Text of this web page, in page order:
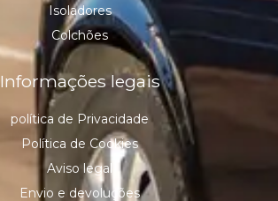
Isoladores
Colchões
Informações legais
política de Privacidade
Política de Cookies
Aviso legal
Envio e devoluções